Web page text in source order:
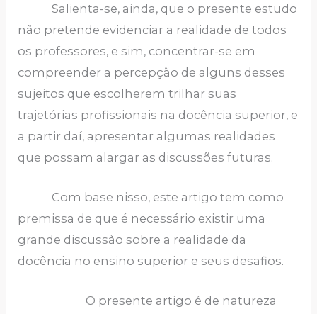
Salienta-se, ainda, que o presente estudo
não pretende evidenciar a realidade de todos
os professores, e sim, concentrar-se em
compreender a percepção de alguns desses
sujeitos que escolherem trilhar suas
trajetórias profissionais na docência superior, e
a partir daí, apresentar algumas realidades
que possam alargar as discussões futuras.
Com base nisso, este artigo tem como
premissa de que é necessário existir uma
grande discussão sobre a realidade da
docência no ensino superior e seus desafios.
O presente artigo é de natureza